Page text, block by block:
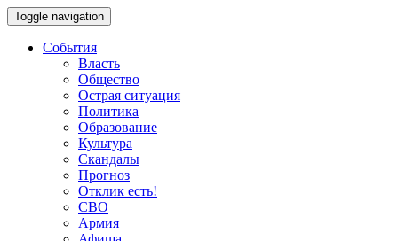
Toggle navigation
События
Власть
Общество
Острая ситуация
Политика
Образование
Культура
Скандалы
Прогноз
Отклик есть!
СВО
Армия